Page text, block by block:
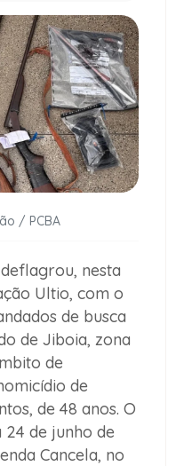
/ PCBA
deflagrou, nesta
Ultio, com o
de busca
de Jiboia, zona
de
de
de 48 anos. O
de junho de
Cancela, no